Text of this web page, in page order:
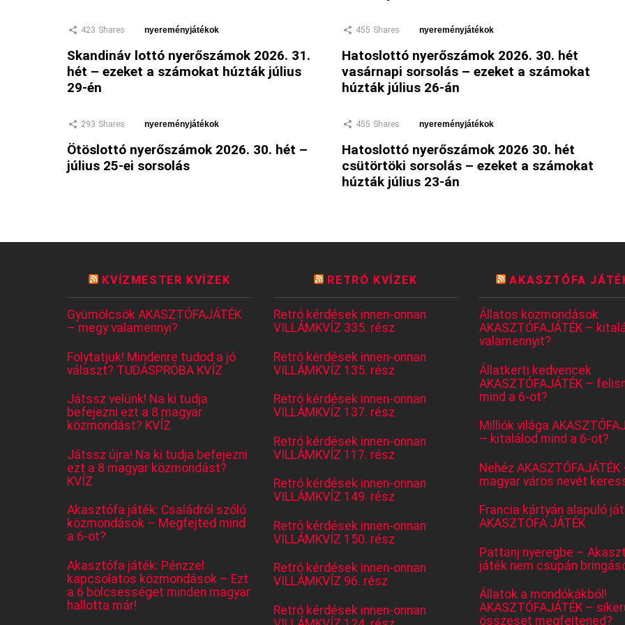
423 Shares nyereményjátékok
Skandináv lottó nyerőszámok 2026. 31.
hét – ezeket a számokat húzták július
29-én
455 Shares nyereményjátékok
Hatoslottó nyerőszámok 2026. 30. hét
vasárnapi sorsolás – ezeket a számokat
húzták július 26-án
293 Shares nyereményjátékok
Ötöslottó nyerőszámok 2026. 30. hét –
július 25-ei sorsolás
455 Shares nyereményjátékok
Hatoslottó nyerőszámok 2026 30. hét
csütörtöki sorsolás – ezeket a számokat
húzták július 23-án
KVÍZMESTER KVÍZEK
Gyümölcsök AKASZTÓFAJÁTÉK
– megy valamennyi?
Folytatjuk! Mindenre tudod a jó
választ? TUDÁSPRÓBA KVÍZ
Játssz velünk! Na ki tudja
befejezni ezt a 8 magyar
közmondást? KVÍZ
Játssz újra! Na ki tudja befejezni
ezt a 8 magyar közmondást?
KVÍZ
Akasztófa játék: Családról szóló
közmondások – Megfejted mind
a 6-ot?
Akasztófa játék: Pénzzel
kapcsolatos közmondások – Ezt
a 6 bölcsességet minden magyar
hallotta már!
RETRÓ KVÍZEK
Retró kérdések innen-onnan
VILLÁMKVÍZ 335. rész
Retró kérdések innen-onnan
VILLÁMKVÍZ 135. rész
Retró kérdések innen-onnan
VILLÁMKVÍZ 137. rész
Retró kérdések innen-onnan
VILLÁMKVÍZ 117. rész
Retró kérdések innen-onnan
VILLÁMKVÍZ 149. rész
Retró kérdések innen-onnan
VILLÁMKVÍZ 150. rész
Retró kérdések innen-onnan
VILLÁMKVÍZ 96. rész
Retró kérdések innen-onnan
AKASZTÓFA
Állatos közmondások
AKASZTÓFAJÁTÉK –
valamennyit?
Állatkerti kedvencek
AKASZTÓFAJÁTÉK –
mind a 6-ot?
Milliók világa
– kitalálod mind a 6-ot?
Nehéz AKASZTÓFAJÁTÉK
magyar város nevét
Francia kártyán alapuló
AKASZTÓFA JÁTÉK
Pattanj nyeregbe –
játék nem csupán
Állatok a mondókákból!
AKASZTÓFAJÁTÉK –
összeset megfejtened?